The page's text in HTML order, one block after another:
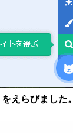
えらびました。